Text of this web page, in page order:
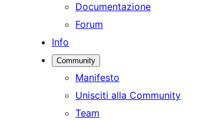
Documentazione
Forum
Info
Community
Manifesto
Unisciti alla Community
Team